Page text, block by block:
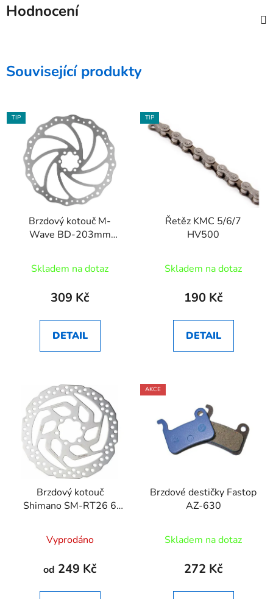
Hodnocení
Související produkty
TIP
Brzdový kotouč M-
Wave BD-203mm
Skladem na dotaz
309 Kč
DETAIL
TIP
Řetěz KMC 5/6/7
HV500
Skladem na dotaz
190 Kč
DETAIL
Brzdový kotouč
Shimano SM-RT26 6
Vyprodáno
od 249 Kč
AKCE
Brzdové destičky Fastop
AZ-630
Skladem na dotaz
272 Kč